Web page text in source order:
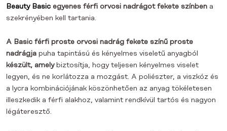
Beauty Basic egyenes férfi orvosi nadrágot fekete színben a
szekrényében kell tartania.
A Basic férfi proste orvosi nadrág fekete színű proste
nadrágja puha tapintású és kényelmes viseletű anyagból
készült, amelybiztosítja, hogy teljesen kényelmes viselet
legyen, és ne korlátozza a mozgást. A poliészter, a viszkóz és
a lycra kombinációjának köszönhetően az anyag tökéletesen
illeszkedik a férfi alakhoz, valamint rendkívül tartós és nagyon
légáteresztő.